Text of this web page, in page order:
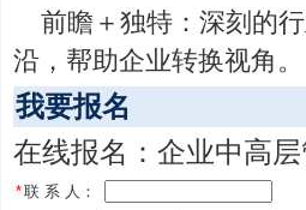
前瞻＋独特：深刻的
沿，帮助企业转换视角。
我要报名
在线报名：企业中高
*联 系 人：